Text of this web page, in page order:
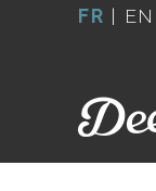
FR | EN